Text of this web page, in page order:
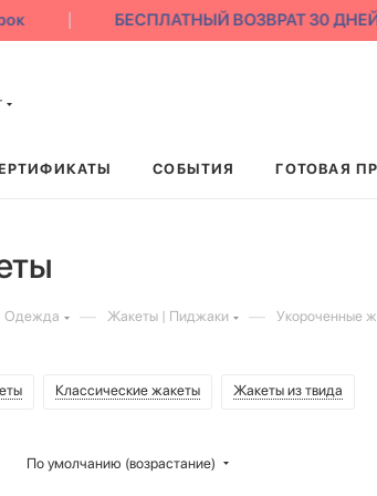
БЕСПЛАТНЫЙ ВОЗВРАТ 30 ДНЕЙ
СОБЫТИЯ ГОТОВАЯ
Одежда — Жакеты | Пиджаки — Укороченные
Классические жакеты Жакеты из твида
По умолчанию (возрастание)